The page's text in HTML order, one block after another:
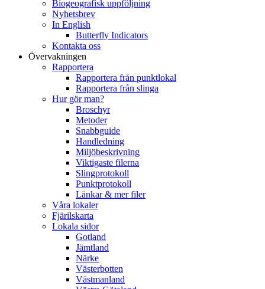
Biogeografisk uppföljning
Nyhetsbrev
In English
Butterfly Indicators
Kontakta oss
Övervakningen
Rapportera
Rapportera från punktlokal
Rapportera från slinga
Hur gör man?
Broschyr
Metoder
Snabbguide
Handledning
Miljöbeskrivning
Viktigaste filerna
Slingprotokoll
Punktprotokoll
Länkar & mer filer
Våra lokaler
Fjärilskarta
Lokala sidor
Gotland
Jämtland
Närke
Västerbotten
Västmanland